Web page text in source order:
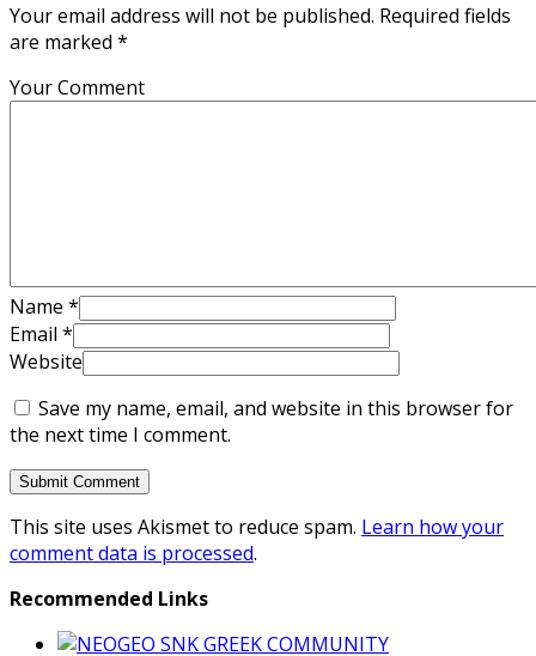
Your email address will not be published. Required fields
are marked *
Your Comment
Name *
Email *
Website
Save my name, email, and website in this browser for
the next time I comment.
This site uses Akismet to reduce spam. Learn how your
comment data is processed.
Recommended Links